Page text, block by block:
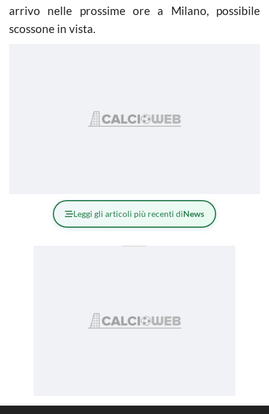
arrivo nelle prossime ore a Milano, possibile
scossone in vista.
Leggi gli articoli più recenti diNews